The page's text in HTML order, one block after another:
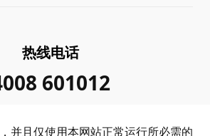
热线电话
601012
并且仅使用本网站正常运行所必需的